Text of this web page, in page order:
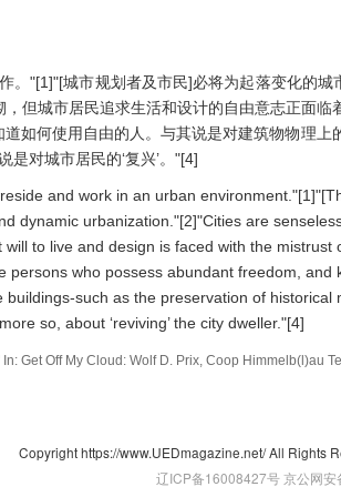
。"[1]"[城市规划者及市民]必将为起落变化的城
但城市居民追求生活和设计的自由意志正面临
如何使用自由的人。与其说是对建筑物物理
对城市居民的‘复兴’。"[4]
and work in an urban
dynamic urbanization."[2]"Cities are
to live and design is faced with the mistrust
who possess abundant freedom, and
such as the preservation of historical
so, about ‘reviving’ the city dweller."[4]
Get Off My Cloud: Wolf D. Prix, Coop Himmelb(l)au
Copyright https://www.UEDmagazine.net/ All Rights
辽ICP备16008427号 京公网